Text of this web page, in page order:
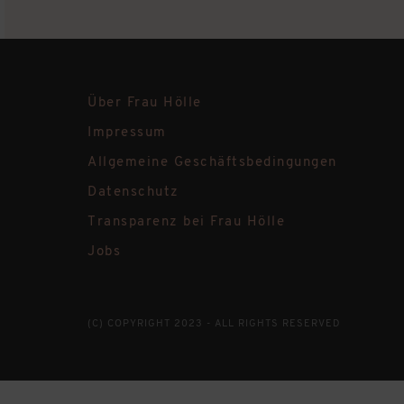
Über Frau Hölle
Impressum
Allgemeine Geschäftsbedingungen
Datenschutz
Transparenz bei Frau Hölle
Jobs
(C) COPYRIGHT 2023 - ALL RIGHTS RESERVED